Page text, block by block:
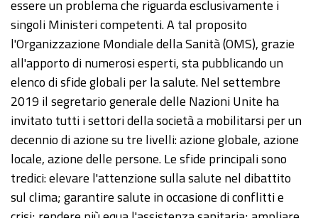
essere un problema che riguarda esclusivamente i
singoli Ministeri competenti. A tal proposito
l'Organizzazione Mondiale della Sanità (OMS), grazie
all'apporto di numerosi esperti, sta pubblicando un
elenco di sfide globali per la salute. Nel settembre
2019 il segretario generale delle Nazioni Unite ha
invitato tutti i settori della società a mobilitarsi per un
decennio di azione su tre livelli: azione globale, azione
locale, azione delle persone. Le sfide principali sono
tredici: elevare l'attenzione sulla salute nel dibattito
sul clima; garantire salute in occasione di conflitti e